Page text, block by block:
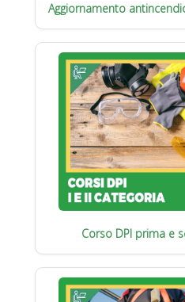
Aggiornamento
Corso DPI prima e